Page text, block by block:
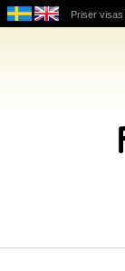
Priser visas